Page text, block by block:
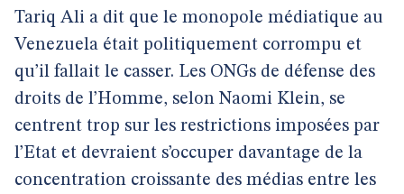
Tariq Ali a dit que le monopole médiatique au
Venezuela était politiquement corrompu et
qu’il fallait le casser. Les ONGs de défense des
droits de l’Homme, selon Naomi Klein, se
centrent trop sur les restrictions imposées par
l’Etat et devraient s’occuper davantage de la
concentration croissante des médias entre les